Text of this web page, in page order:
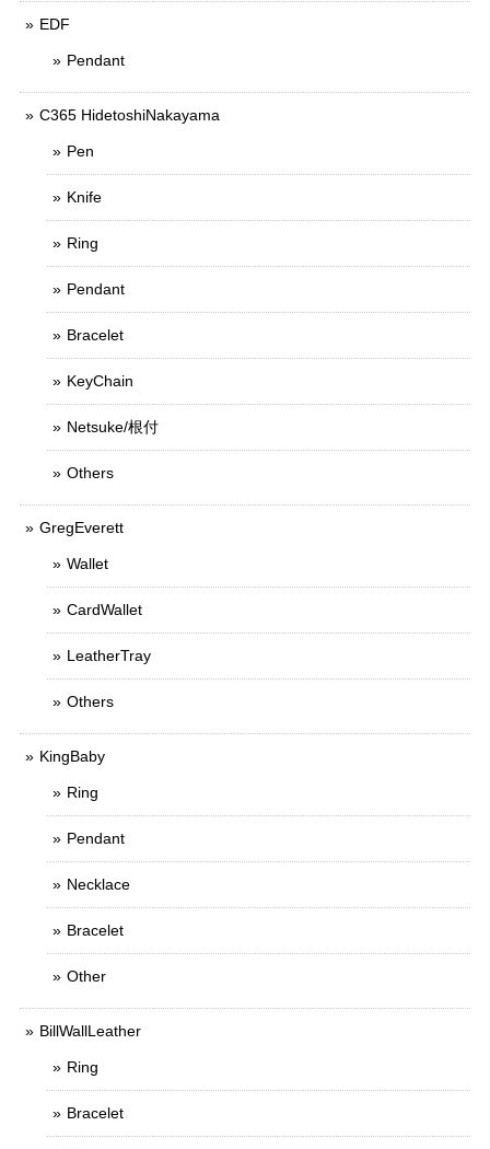
EDF
Pendant
C365 HidetoshiNakayama
Pen
Knife
Ring
Pendant
Bracelet
KeyChain
Netsuke/根付
Others
GregEverett
Wallet
CardWallet
LeatherTray
Others
KingBaby
Ring
Pendant
Necklace
Bracelet
Other
BillWallLeather
Ring
Bracelet